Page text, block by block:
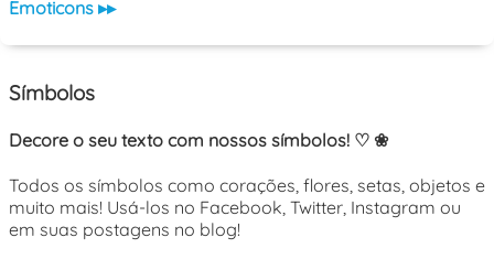
Emoticons ▸▸
Símbolos
Decore o seu texto com nossos símbolos! ♡ ❀
Todos os símbolos como corações, flores, setas, objetos e
muito mais! Usá-los no Facebook, Twitter, Instagram ou
em suas postagens no blog!